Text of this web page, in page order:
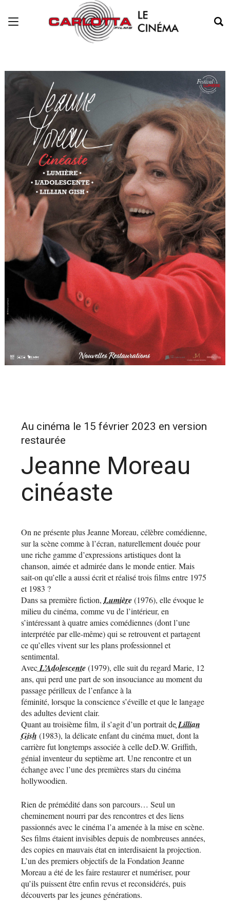
Au cinéma le 15 février 2023 en version
restaurée
Jeanne Moreau
cinéaste
On ne présente plus Jeanne Moreau, célèbre comédienne,
sur la scène comme à l’écran, naturellement douée pour
une riche gamme d’expressions artistiques dont la
chanson, aimée et admirée dans le monde entier. Mais
sait-on qu’elle a aussi écrit et réalisé trois films entre 1975
et 1983 ?
Dans sa première fiction, Lumière(1976), elle évoque le
milieu du cinéma, comme vu de l’intérieur, en
s’intéressant à quatre amies comédiennes (dont l’une
interprétée par elle-même) qui se retrouvent et partagent
ce qu’elles vivent sur les plans professionnel et
sentimental.
AvecL’Adolescente(1979), elle suit du regard Marie, 12
ans, qui perd une part de son insouciance au moment du
passage périlleux de l’enfance à la
féminité, lorsque la conscience s’éveille et que le langage
des adultes devient clair.
Quant au troisième film, il s’agit d’un portrait deLillian
Gish (1983), la délicate enfant du cinéma muet, dont la
carrière fut longtemps associée à celle deD.W. Griffith,
génial inventeur du septième art. Une rencontre et un
échange avec l’une des premières stars du cinéma
hollywoodien.
Rien de prémédité dans son parcours… Seul un
cheminement nourri par des rencontres et des liens
passionnés avec le cinéma l’a amenée à la mise en scène.
Ses films étaient invisibles depuis de nombreuses années,
des copies en mauvais état en interdisaient la projection.
L’un des premiers objectifs de la Fondation Jeanne
Moreau a été de les faire restaurer et numériser, pour
qu’ils puissent être enfin revus et reconsidérés, puis
découverts par les jeunes générations.